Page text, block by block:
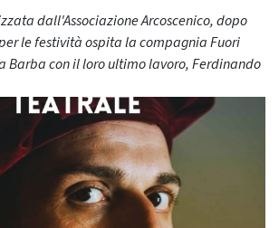
dall'Associazione Arcoscenico, dopo
le festività ospita la compagnia Fuori
Barba con il loro ultimo lavoro, Ferdinando